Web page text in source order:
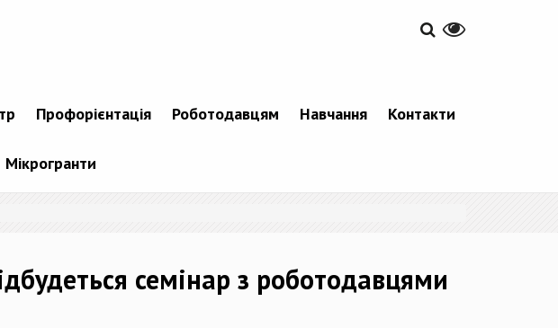
Профорієнтація Роботодавцям Навчання Контакти
Мікрогранти
семінар з роботодавцями